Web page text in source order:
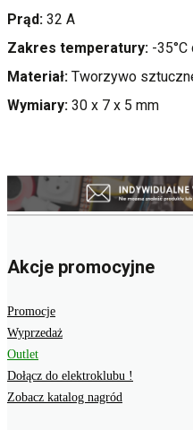
Prąd: 32 A
Zakres temperatury: -35°C
Materiał: Tworzywo
Wymiary: 30 x 7 x 5 mm
Akcje promocyjne
Promocje
Wyprzedaż
Outlet
Dołącz do elektroklubu !
Zobacz katalog nagród